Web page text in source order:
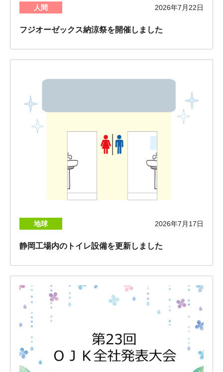
人間 2026年7月22日
フジオーゼックス納涼祭を開催しました
地球 2026年7月17日
静岡工場内のトイレ設備を更新しました